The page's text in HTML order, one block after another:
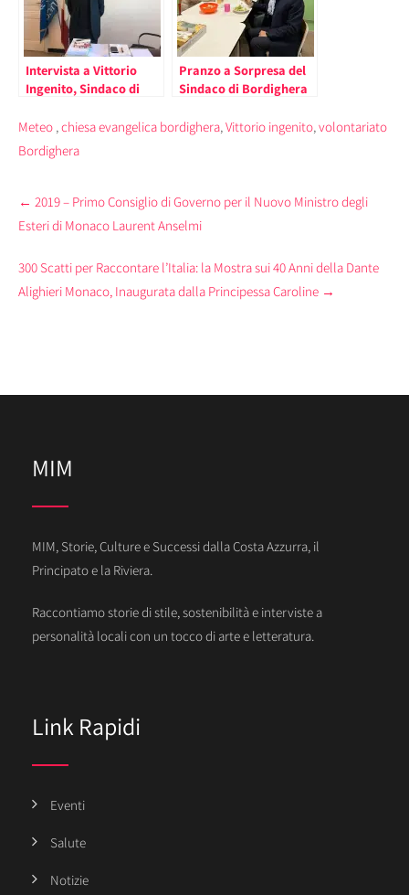
Intervista a Vittorio
Ingenito, Sindaco di
“comprendere le
ragioni del passato e
aprire un dialogo sul
Pranzo a Sorpresa del
Sindaco di Bordighera
Qualità della Mensa
Meteo ,chiesa evangelica bordighera,Vittorio ingenito,volontariato
Bordighera
Post
navigation
← 2019 – Primo Consiglio di Governo per il Nuovo Ministro degli
Esteri di Monaco Laurent Anselmi
300 Scatti per Raccontare l’Italia: la Mostra sui 40 Anni della Dante
Alighieri Monaco, Inaugurata dalla Principessa Caroline →
MIM
MIM, Storie, Culture e Successi dalla Costa Azzurra, il
Principato e la Riviera.
Raccontiamo storie di stile, sostenibilità e interviste a
personalità locali con un tocco di arte e letteratura.
Link Rapidi
Eventi
Salute
Notizie